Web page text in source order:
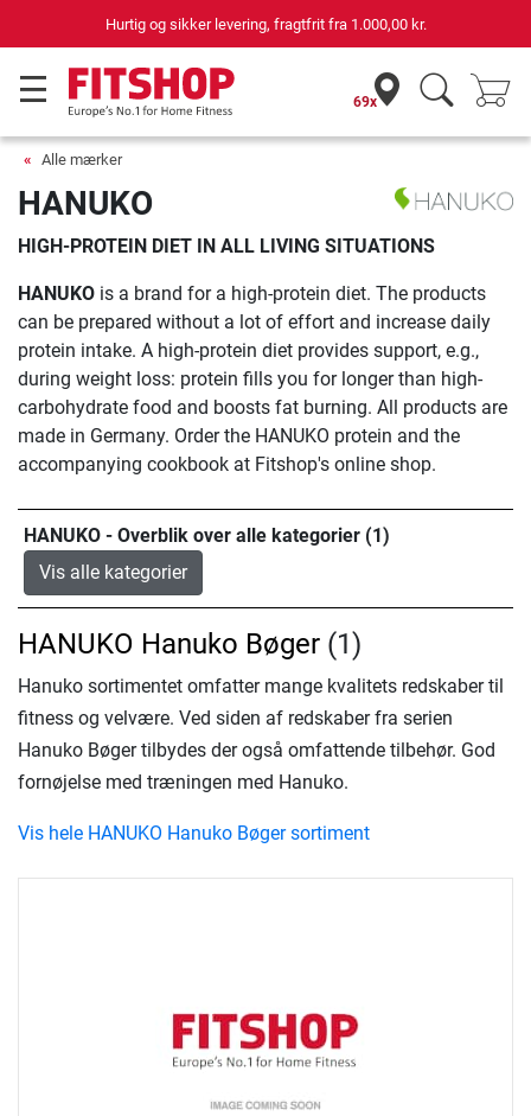
Hurtig og sikker levering, fragtfrit fra 1.000,00 kr.
69x
Alle mærker
HANUKO
HIGH-PROTEIN DIET IN ALL LIVING SITUATIONS
HANUKO is a brand for a high-protein diet. The products
can be prepared without a lot of effort and increase daily
protein intake. A high-protein diet provides support, e.g.,
during weight loss: protein fills you for longer than high-
carbohydrate food and boosts fat burning. All products are
made in Germany. Order the HANUKO protein and the
accompanying cookbook at Fitshop's online shop.
HANUKO - Overblik over alle kategorier (1)
Vis alle kategorier
HANUKO Hanuko Bøger (1)
Hanuko sortimentet omfatter mange kvalitets redskaber til
fitness og velvære. Ved siden af redskaber fra serien
Hanuko Bøger tilbydes der også omfattende tilbehør. God
fornøjelse med træningen med Hanuko.
Vis hele HANUKO Hanuko Bøger sortiment